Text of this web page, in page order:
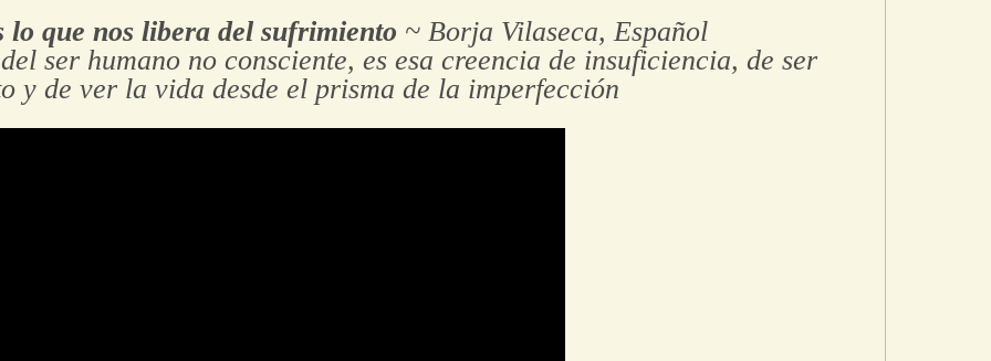
lo que nos libera del sufrimiento ~ Borja Vilaseca, Español
ser humano no consciente, es esa creencia de insuficiencia, de ser
y de ver la vida desde el prisma de la imperfección